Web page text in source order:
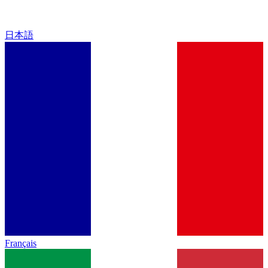
日本語
Français